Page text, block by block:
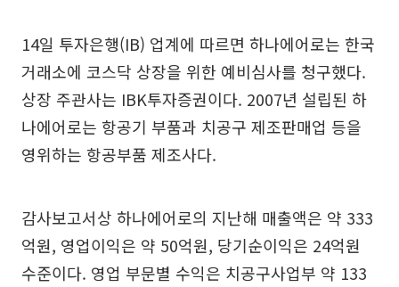
14일 투자은행(IB) 업계에 따르면 하나에어로는 한국
거래소에 코스닥 상장을 위한 예비심사를 청구했다.
상장 주관사는 IBK투자증권이다. 2007년 설립된 하
나에어로는 항공기 부품과 치공구 제조판매업 등을
영위하는 항공부품 제조사다.
감사보고서상 하나에어로의 지난해 매출액은 약 333
억원, 영업이익은 약 50억원, 당기순이익은 24억원
수준이다. 영업 부문별 수익은 치공구사업부 약 133